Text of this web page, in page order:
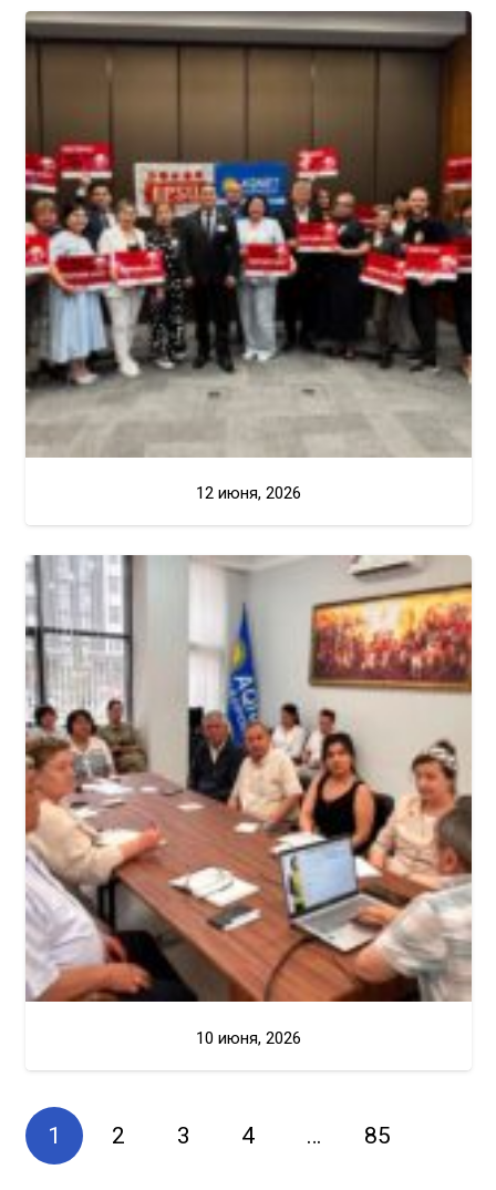
12 июня, 2026
10 июня, 2026
1 2 3 4 … 85